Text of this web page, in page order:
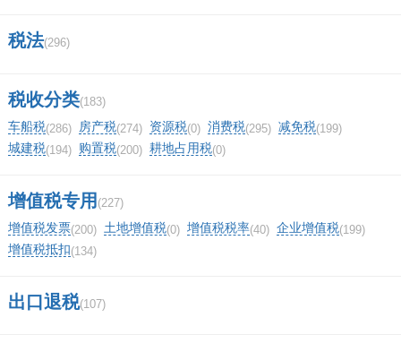
税法(296)
税收分类(183)
车船税(286) 房产税(274) 资源税(0) 消费税(295) 减免税(199)
城建税(194) 购置税(200) 耕地占用税(0)
增值税专用 (227)
增值税发票(200) 土地增值税(0) 增值税税率(40) 企业增值税(199)
增值税抵扣(134)
出口退税(107)